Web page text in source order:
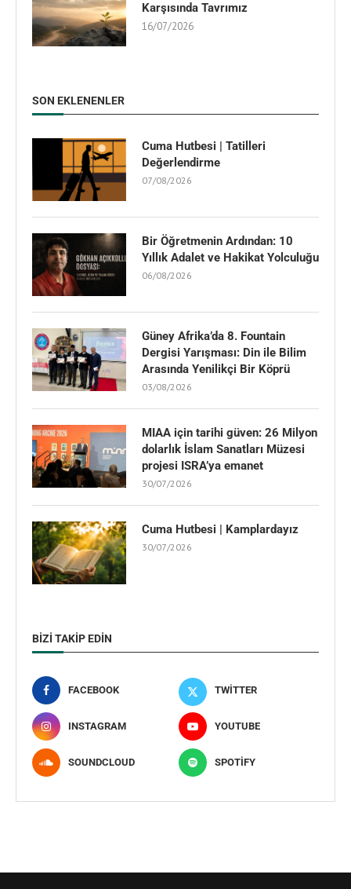
Karşısında Tavrımız
16/07/2026
SON EKLENENLER
Cuma Hutbesi | Tatilleri
Değerlendirme
07/08/2026
Bir Öğretmenin Ardından: 10
Yıllık Adalet ve Hakikat Yolculuğu
06/08/2026
Güney Afrika’da 8. Fountain
Dergisi Yarışması: Din ile Bilim
Arasında Yenilikçi Bir Köprü
03/08/2026
MIAA için tarihi güven: 26 Milyon
dolarlık İslam Sanatları Müzesi
projesi ISRA’ya emanet
30/07/2026
Cuma Hutbesi | Kamplardayız
30/07/2026
BIZI TAKIP EDIN
FACEBOOK TWITTER
INSTAGRAM YOUTUBE
SOUNDCLOUD SPOTIFY